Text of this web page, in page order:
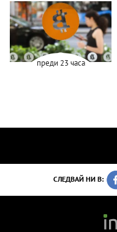
преди 23 часа
СЛЕДВАЙ НИ В: